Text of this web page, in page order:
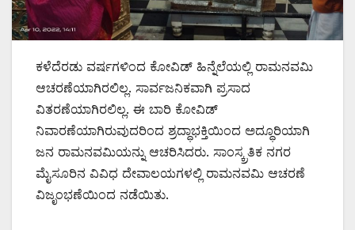
ಕಳೆದೆರಡು ವರ್ಷಗಳಿಂದ ಕೋವಿಡ್ ಹಿನ್ನೆಲೆಯಲ್ಲಿ ರಾಮನವಮಿ
ಆಚರಣೆಯಾಗಿರಲಿಲ್ಲ. ಸಾರ್ವಜನಿಕವಾಗಿ ಪ್ರಸಾದ
ವಿತರಣೆಯಾಗಿರಲಿಲ್ಲ. ಈ ಬಾರಿ ಕೋವಿಡ್
ನಿವಾರಣೆಯಾಗಿರುವುದರಿಂದ ಶ್ರದ್ಧಾಭಕ್ತಿಯಿಂದ ಅದ್ಧೂರಿಯಾಗಿ
ಜನ ರಾಮನವಮಿಯನ್ನು ಆಚರಿಸಿದರು. ಸಾಂಸ್ಕ್ರತಿಕ ನಗರ
ಮೈಸೂರಿನ ವಿವಿಧ ದೇವಾಲಯಗಳಲ್ಲಿ ರಾಮನವಮಿ ಆಚರಣೆ
ವಿಜೃಂಭಣೆಯಿಂದ ನಡೆಯಿತು.